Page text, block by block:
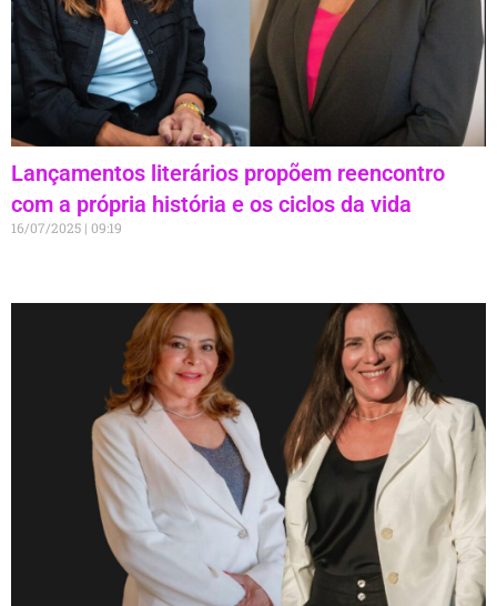
Lançamentos literários propõem reencontro
com a própria história e os ciclos da vida
16/07/2025 09:19